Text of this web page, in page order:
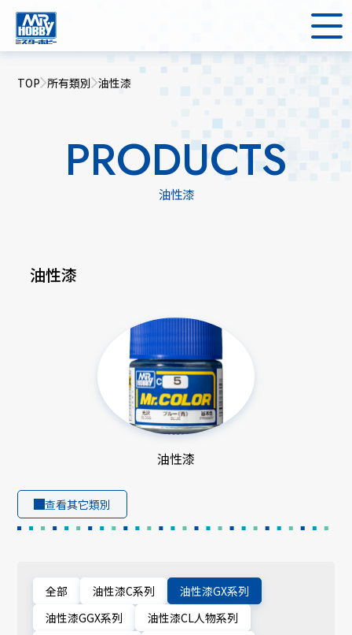
TOP 所有類別 油性漆
PRODUCTS
油性漆
油性漆
油性漆
查看其它類別
全部 油性漆C系列
油性漆GX系列
油性漆GGX系列
油性漆CL人物系列